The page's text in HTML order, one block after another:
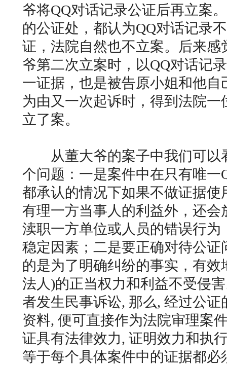
爷将QQ对话记录公证后再立案
的公证处，都认为QQ对话记录
证，法院自然也不立案。后来感
爷第二次立案时，以QQ对话记
一证据，也是被告原小姐和他自
为由又一次起诉时，得到法院
立了案。
从董大爷的案子中我们可以
个问题：一是案件中在只有唯一
都承认的情况下如果不做证据使
有理一方当事人的利益外，还会
渎职一方单位或人员的错误行为
稳定因素；二是要正确对待公证
的是为了明确纠纷的事实，有
法人)的正当权力和利益不受侵
者发生民事诉讼, 那么, 经过公
资料, 便可直接作为法院审理案
证具有法律效力, 证明效力和执
等于每个具体案件中的证据都必